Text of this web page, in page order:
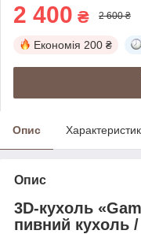
2 400 ₴ 2 600 ₴
Економія 200 ₴
Опис
Опис
3D-кухоль
пивний кухоль